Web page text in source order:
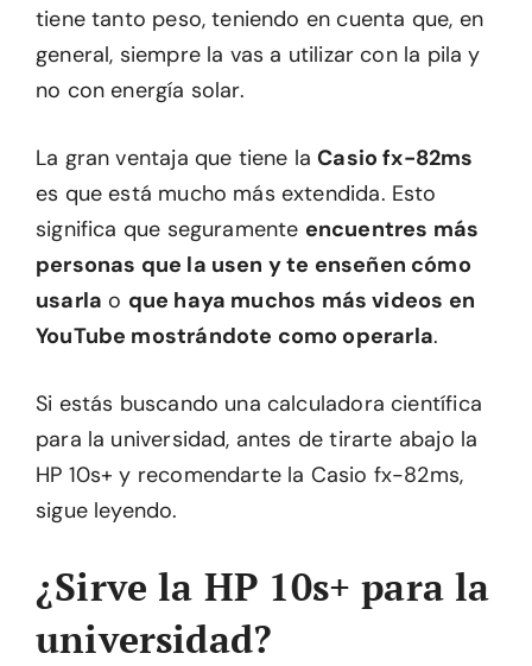
tiene tanto peso, teniendo en cuenta que, en
general, siempre la vas a utilizar con la pila y
no con energía solar.
La gran ventaja que tiene laCasio fx-82ms
es que está mucho más extendida. Esto
significa que seguramente encuentres más
personas que la usen y te enseñen cómo
usarla o que haya muchos más videos en
YouTube mostrándote como operarla.
Si estás buscando una calculadora científica
para la universidad, antes de tirarte abajo la
HP 10s+ y recomendarte la Casio fx-82ms,
sigue leyendo.
¿Sirve la HP 10s+ para la
universidad?